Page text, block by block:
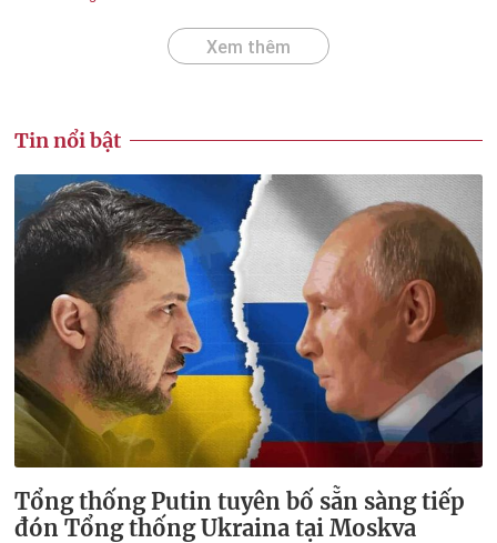
Xem thêm
Tin nổi bật
Tổng thống Putin tuyên bố sẵn sàng tiếp
đón Tổng thống Ukraina tại Moskva